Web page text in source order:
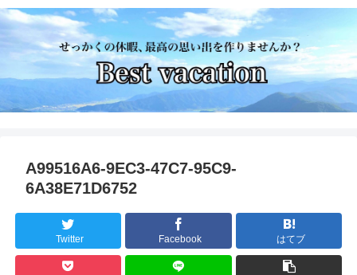
A99516A6-9EC3-47C7-95C9-
6A38E71D6752
Twitter Facebook はてブ